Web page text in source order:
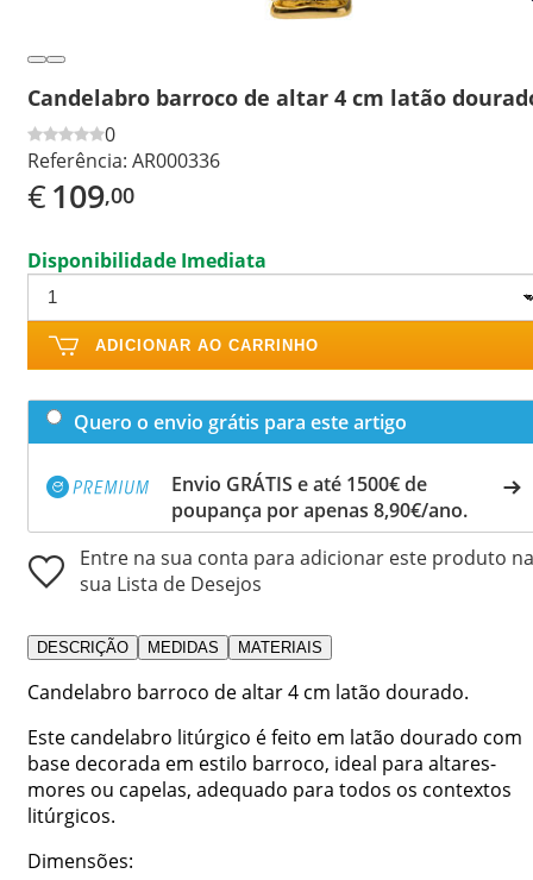
Candelabro barroco de altar 4 cm latão
0
Referência: AR000336
€109,00
Disponibilidade Imediata
ADICIONAR AO CARRINHO
Quero o envio grátis para este artigo
Envio GRÁTIS e até 1500€ de
poupança por apenas 8,90€/ano.
Entre na sua conta para adicionar este produto na
sua Lista de Desejos
DESCRIÇÃO MEDIDAS MATERIAIS
Candelabro barroco de altar 4 cm latão dourado.
Este candelabro litúrgico é feito em latão dourado com
base decorada em estilo barroco, ideal para altares-
mores ou capelas, adequado para todos os contextos
litúrgicos.
Dimensões: